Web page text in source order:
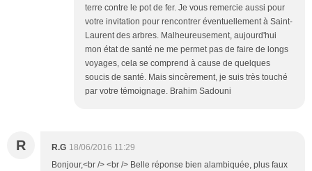
terre contre le pot de fer. Je vous remercie aussi pour
votre invitation pour rencontrer éventuellement à Saint-
Laurent des arbres. Malheureusement, aujourd'hui
mon état de santé ne me permet pas de faire de longs
voyages, cela se comprend à cause de quelques
soucis de santé. Mais sincèrement, je suis très touché
par votre témoignage. Brahim Sadouni
R R.G 18/06/2016 11:29
Bonjour,<br /> <br /> Belle réponse bien alambiquée, plus faux